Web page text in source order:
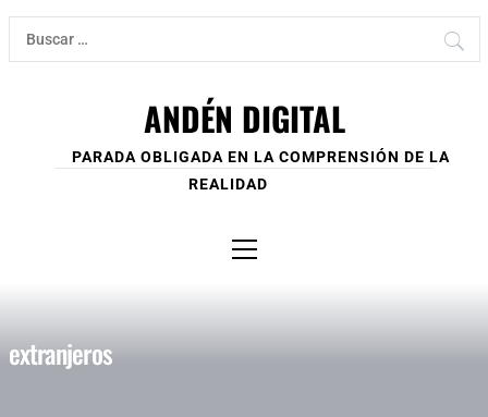
Ir
contenido
Buscar:
ANDÉN DIGITAL
PARADA OBLIGADA EN LA COMPRENSIÓN DE LA
REALIDAD
principal
extranjeros